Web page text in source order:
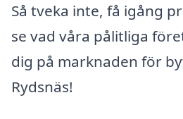
Så tveka inte, få igång
se vad våra pålitliga
dig på marknaden för
Rydsnäs!